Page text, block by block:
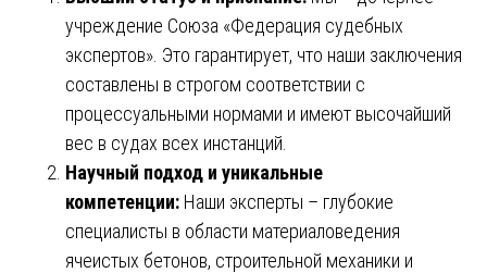
учреждение Союза «Федерация судебных
экспертов». Это гарантирует, что наши заключения
составлены в строгом соответствии с
процессуальными нормами и имеют высочайший
вес в судах всех инстанций.
Научный подход и уникальные
компетенции: Наши эксперты – глубокие
специалисты в области материаловедения
ячеистых бетонов, строительной механики и